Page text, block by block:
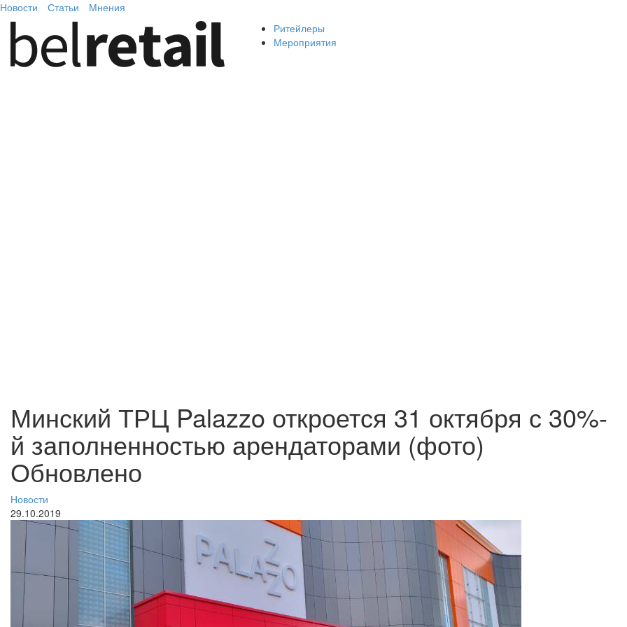
Новости Статьи
Мнения
Ритейлеры
Мероприятия
Минский ТРЦ Palazzo откроется 31 октября с 30%-
й заполненностью арендаторами (фото)
Обновлено
Новости
29.10.2019